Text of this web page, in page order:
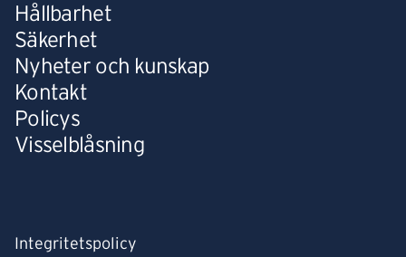
Hållbarhet
Säkerhet
Nyheter och kunskap
Kontakt
Policys
Visselblåsning
Integritetspolicy